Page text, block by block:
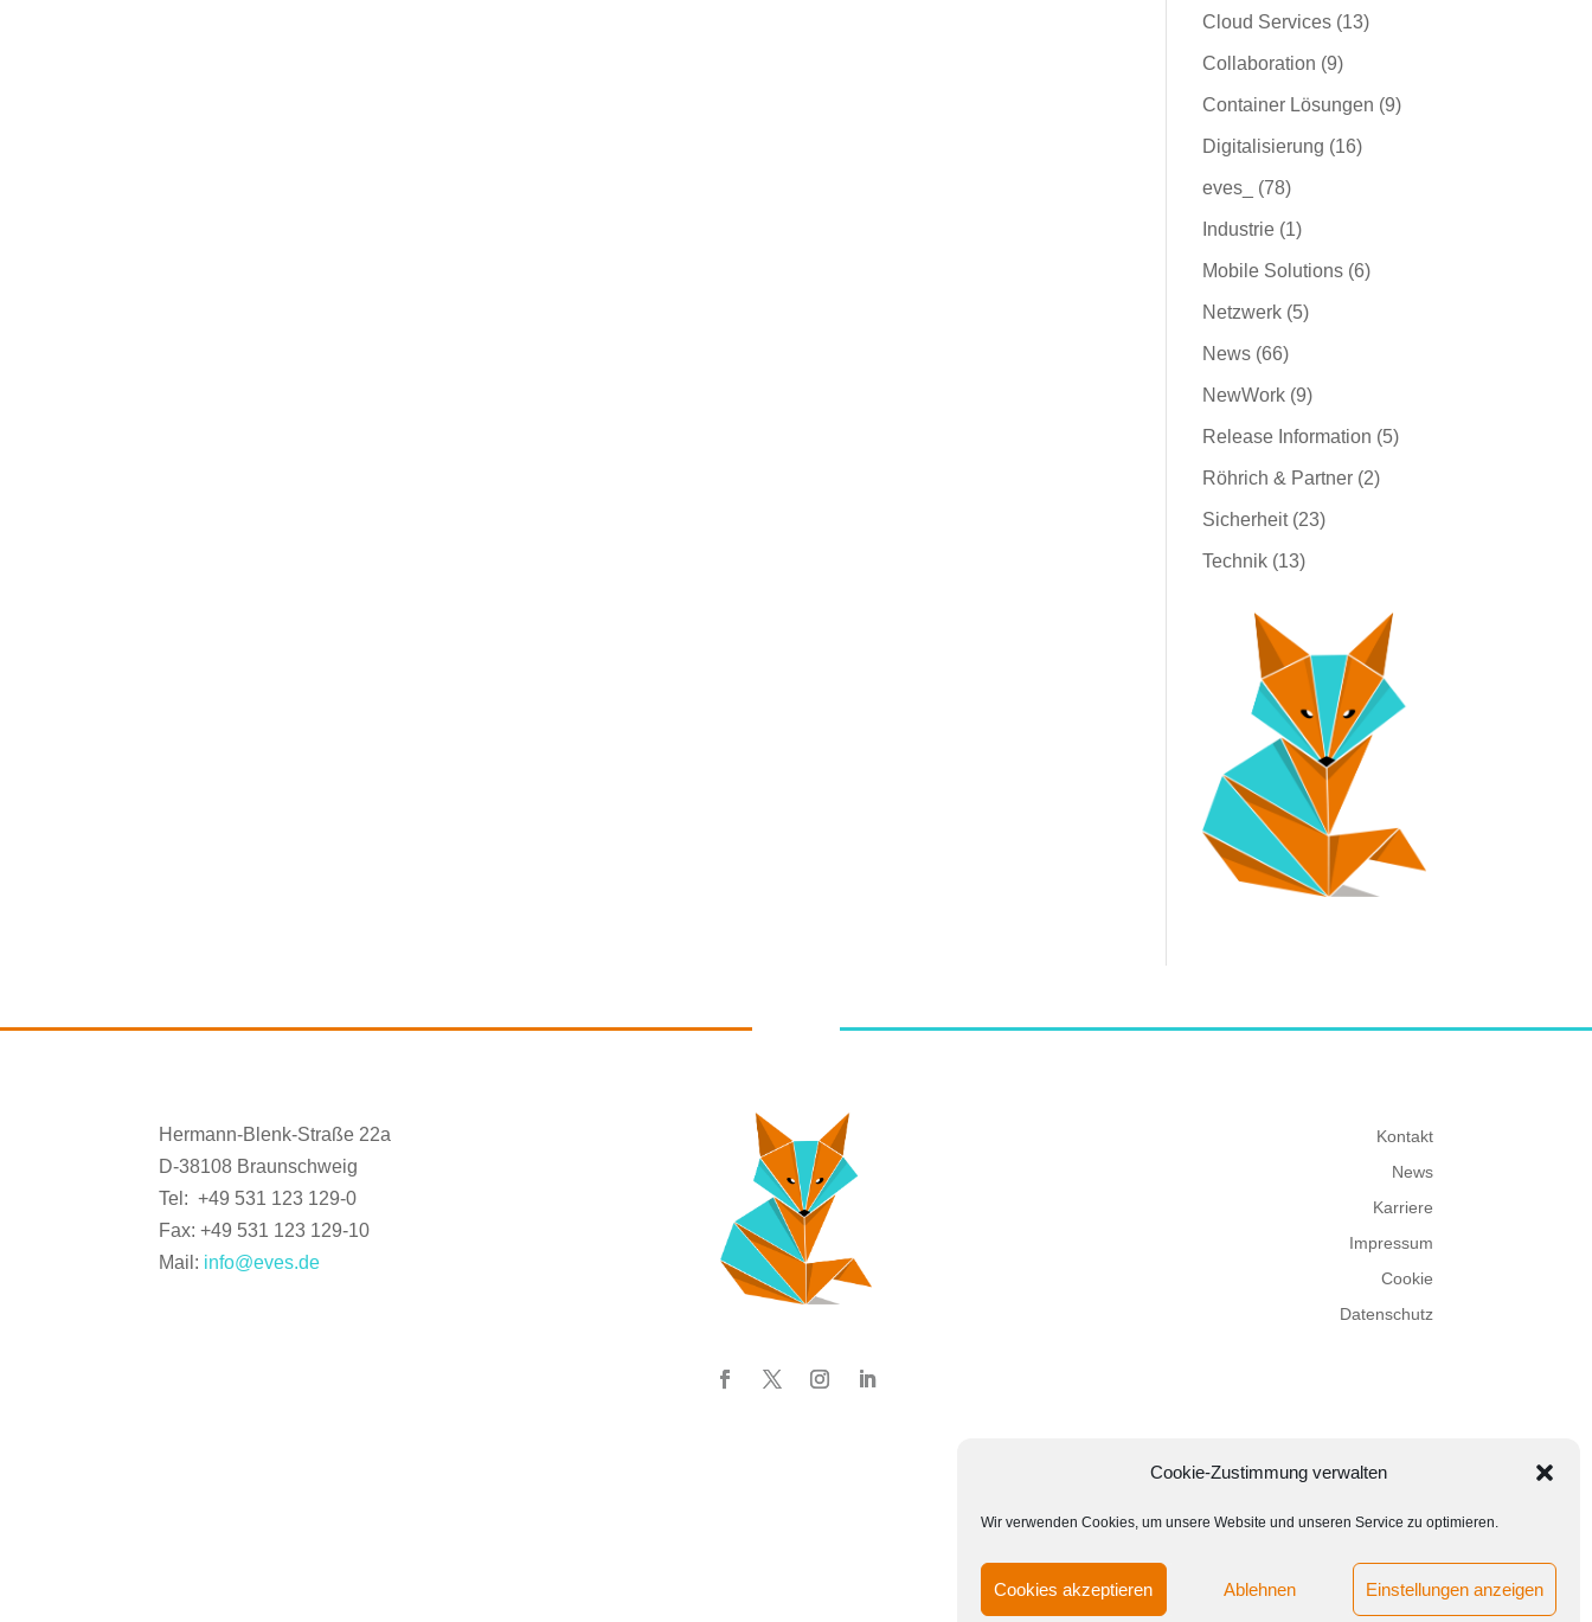
Cookie-Zustimmung verwalten
Wir verwenden Cookies, um unsere Website und unseren Service zu optimieren.
Cookies akzeptieren Ablehnen Einstellungen anzeigen
Cloud Services (13)
Collaboration (9)
Container Lösungen (9)
Digitalisierung (16)
eves_ (78)
Industrie (1)
Mobile Solutions (6)
Netzwerk (5)
News (66)
NewWork (9)
Release Information (5)
Röhrich & Partner (2)
Sicherheit(23)
Technik (13)
Hermann-Blenk-Straße 22a
D-38108 Braunschweig
Tel: +49 531 123 129-0
Fax: +49 531 123 129-10
Mail: info@eves.de
Kontakt
News
Karriere
Impressum
Cookie
Datenschutz